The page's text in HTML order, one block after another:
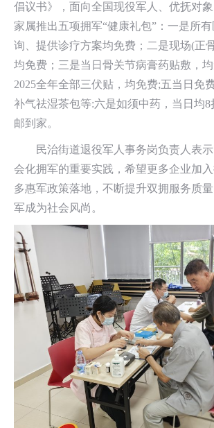
倡议书》，面向全国现役军人、优抚对
家属推出五项拥军“健康礼包”：一是所
询、提供诊疗方案均免费；二是现场(正
均免费；三是当日骨关节病膏药贴敷，
2025全年全部三伏贴，均免费;五当日免
补气祛湿茶包等:六是如须中药，当日均
邮到家。
民治街道退役军人事务岗负责人表
会化拥军的重要实践，希望更多企业加
多惠军政策落地，不断提升双拥服务质
军成为社会风尚。